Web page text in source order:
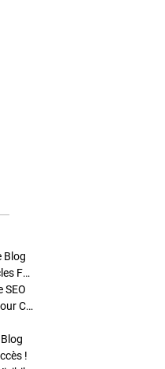
Blog
Stratégies de Publication : Boostez Votre Blog avec des Articles Fréquents et Exclusifs
SEO
Enrichir Vos Articles avec des Contenus Riches : Stratégies pour Captiver et Optimiser
!